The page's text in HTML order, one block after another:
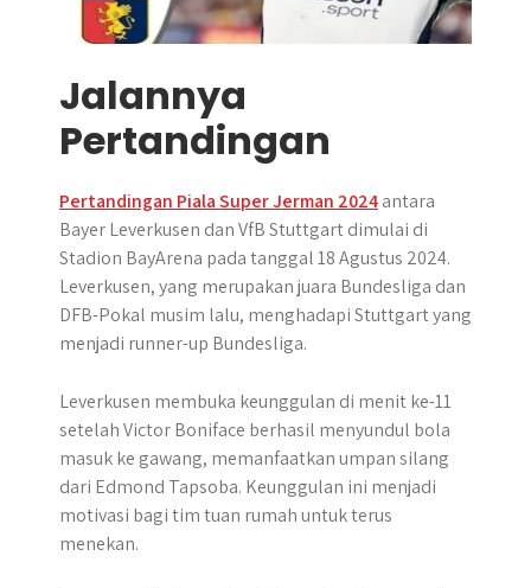
Jalannya
Pertandingan
Pertandingan Piala Super Jerman 2024antara
Bayer Leverkusen dan VfB Stuttgart dimulai di
Stadion BayArena pada tanggal 18 Agustus 2024.
Leverkusen, yang merupakan juara Bundesliga dan
DFB-Pokal musim lalu, menghadapi Stuttgart yang
menjadi runner-up Bundesliga.
Leverkusen membuka keunggulan di menit ke-11
setelah Victor Boniface berhasil menyundul bola
masuk ke gawang, memanfaatkan umpan silang
dari Edmond Tapsoba. Keunggulan ini menjadi
motivasi bagi tim tuan rumah untuk terus
menekan.